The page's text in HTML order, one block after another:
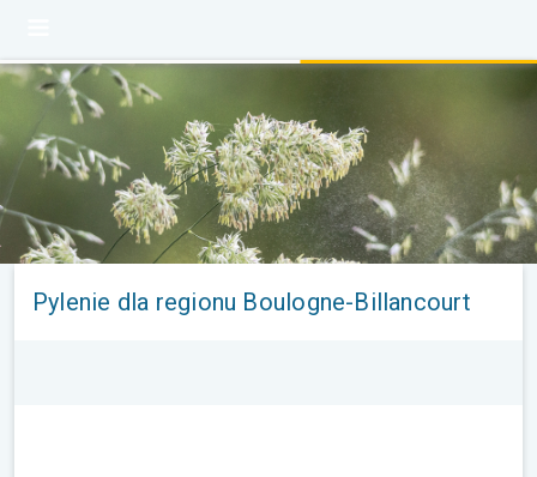
Pylenie dla regionu Boulogne-Billancourt